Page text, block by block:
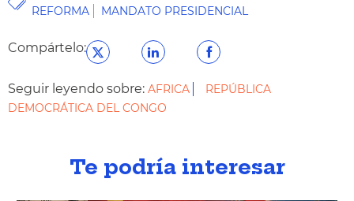
REFORMA
MANDATO PRESIDENCIAL
Compártelo:
Seguir leyendo sobre: AFRICA
REPÚBLICA
DEMOCRÁTICA DEL CONGO
Te podría interesar